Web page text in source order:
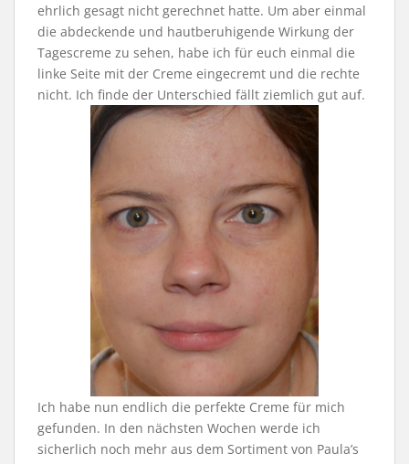
ehrlich gesagt nicht gerechnet hatte. Um aber einmal
die abdeckende und hautberuhigende Wirkung der
Tagescreme zu sehen, habe ich für euch einmal die
linke Seite mit der Creme eingecremt und die rechte
nicht. Ich finde der Unterschied fällt ziemlich gut auf.
Ich habe nun endlich die perfekte Creme für mich
gefunden. In den nächsten Wochen werde ich
sicherlich noch mehr aus dem Sortiment von Paula’s